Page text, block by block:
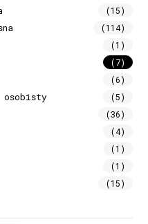
(15)
(114)
(1)
(7)
(6)
osobisty (5)
(36)
(4)
(1)
(1)
(15)